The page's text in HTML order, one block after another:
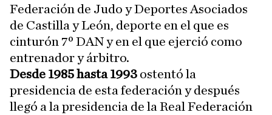
Federación de Judo y Deportes Asociados
de Castilla y León, deporte en el que es
cinturón 7º DAN y en el que ejerció como
entrenador y árbitro.
Desde 1985 hasta 1993 ostentó la
presidencia de esta federación y después
llegó a la presidencia de la Real Federación